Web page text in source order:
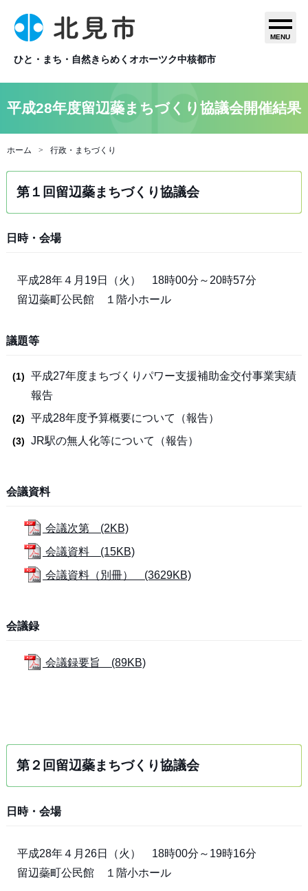
ひと・まち・自然きらめくオホーツク中核都市
MENU
平成28年度留辺蘂まちづくり協議会開催結果
ホーム 行政・まちづくり
第１回留辺蘂まちづくり協議会
日時・会場
平成28年４月19日（火） 18時00分～20時57分
留辺蘂町公民館 １階小ホール
議題等
平成27年度まちづくりパワー支援補助金交付事業実績
報告
平成28年度予算概要について（報告）
JR駅の無人化等について（報告）
会議資料
会議次第 (2KB)
会議資料 (15KB)
会議資料（別冊） (3629KB)
会議録
会議録要旨 (89KB)
第２回留辺蘂まちづくり協議会
日時・会場
平成28年４月26日（火） 18時00分～19時16分
留辺蘂町公民館 １階小ホール